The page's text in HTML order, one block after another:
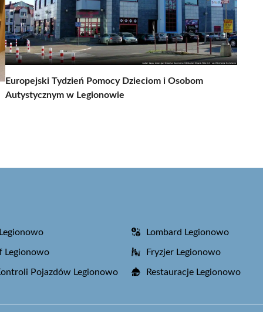
Europejski Tydzień Pomocy Dzieciom i Osobom
Autystycznym w Legionowie
Lombard Legionowo
Legionowo Fryzjer Legionowo
Pojazdów Legionowo Restauracje Legionowo